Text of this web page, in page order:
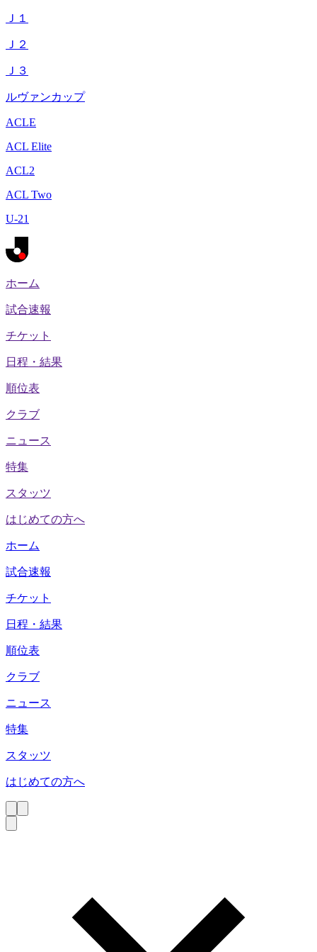
Ｊ１
Ｊ２
Ｊ３
ルヴァンカップ
ACLE
ACL Elite
ACL2
ACL Two
U-21
ホーム
試合速報
チケット
日程・結果
順位表
クラブ
ニュース
特集
スタッツ
はじめての方へ
ホーム
試合速報
チケット
日程・結果
順位表
クラブ
ニュース
特集
スタッツ
はじめての方へ